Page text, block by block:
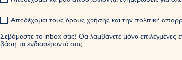
Αποδέχομαι τους όρους χρήσης και την πολιτική
Σεβόμαστε το inbox σας! Θα λαμβάνετε μόνο επιλεγμένες
βάση τα ενδιαφέροντά σας.